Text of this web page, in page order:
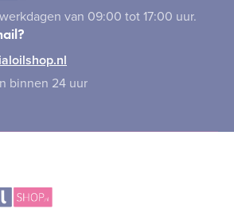
van 09:00 tot 17:00 uur.
binnen 24 uur